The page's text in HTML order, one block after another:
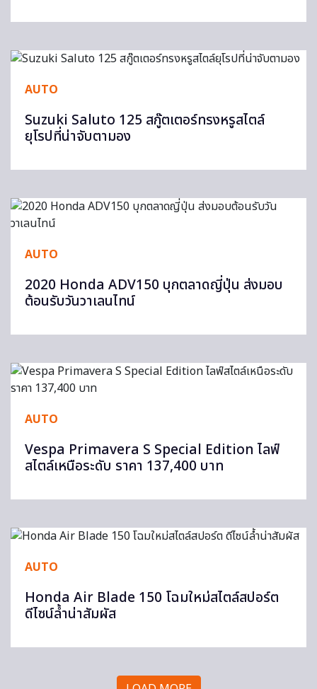
AUTO
Suzuki Saluto 125 สกู๊ตเตอร์ทรงหรูสไตล์
ยุโรปที่น่าจับตามอง
AUTO
2020 Honda ADV150 บุกตลาดญี่ปุ่น ส่งมอบ
ต้อนรับวันวาเลนไทน์
AUTO
Vespa Primavera S Special Edition ไลฟ์
สไตล์เหนือระดับ ราคา 137,400 บาท
AUTO
Honda Air Blade 150 โฉมใหม่สไตล์สปอร์ต
ดีไซน์ล้ำน่าสัมผัส